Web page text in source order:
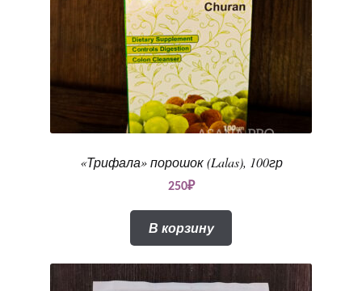
«Трифала» порошок (Lalas), 100гр
250₽
В корзину